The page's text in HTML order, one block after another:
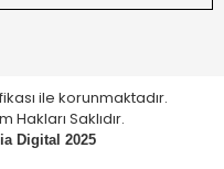
ile korunmaktadır.
Saklıdır.
Digital 2025